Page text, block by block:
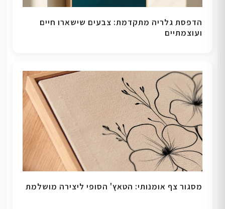
הדפסת גלריה מתקדמת: צבעים שישארו חיים
ועוצמתיים
מסגור צף אומנותי: הטאץ' הסופי ליצירה מושלמת